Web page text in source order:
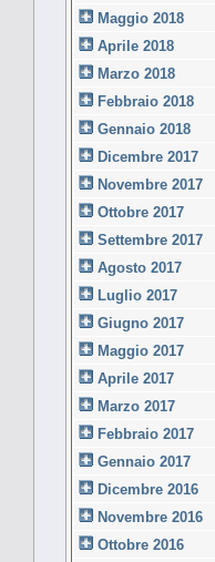
Maggio 2018
Aprile 2018
Marzo 2018
Febbraio 2018
Gennaio 2018
Dicembre 2017
Novembre 2017
Ottobre 2017
Settembre 2017
Agosto 2017
Luglio 2017
Giugno 2017
Maggio 2017
Aprile 2017
Marzo 2017
Febbraio 2017
Gennaio 2017
Dicembre 2016
Novembre 2016
Ottobre 2016